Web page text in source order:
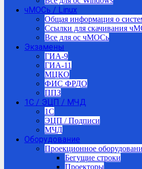
чМОСь / Linux
Общая информация о
Ссылки для скачивания
Все для ос чМОСь
Экзамены
ГИА-9
ГИА-11
МЦКО
ФИС ФРДО
ППЗ
1С / ЭЦП / МЧД
1C
ЭЦП / Подписи
МЧД
Оборудование
Проекционное
Бегущие строки
Проекторы